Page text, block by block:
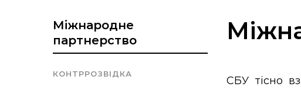
Міжнародне
партнерство
КОНТРРОЗВІДКА
СБУ тісно